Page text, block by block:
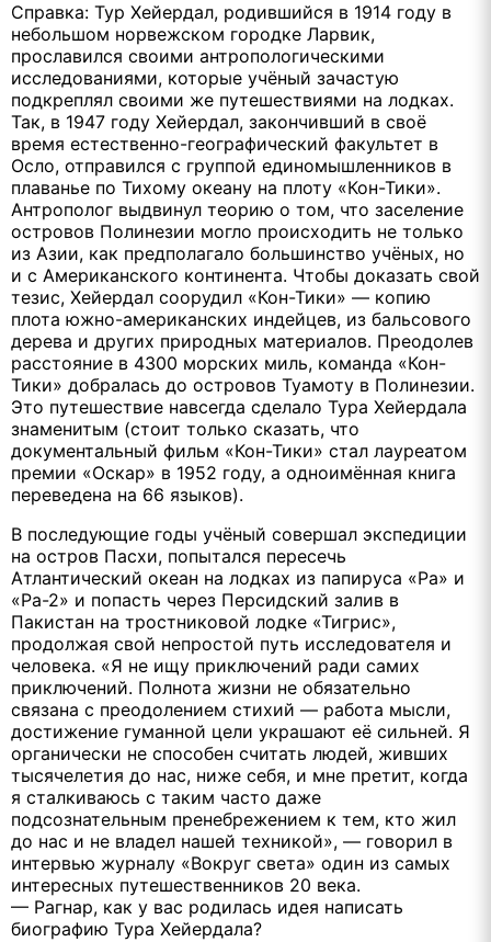
Справка: Тур Хейердал, родившийся в 1914 году в
небольшом норвежском городке Ларвик,
прославился своими антропологическими
исследованиями, которые учёный зачастую
подкреплял своими же путешествиями на лодках.
Так, в 1947 году Хейердал, закончивший в своё
время естественно-географический факультет в
Осло, отправился с группой единомышленников в
плаванье по Тихому океану на плоту «Кон-Тики».
Антрополог выдвинул теорию о том, что заселение
островов Полинезии могло происходить не только
из Азии, как предполагало большинство учёных, но
и с Американского континента. Чтобы доказать свой
тезис, Хейердал соорудил «Кон-Тики» — копию
плота южно-американских индейцев, из бальсового
дерева и других природных материалов. Преодолев
расстояние в 4300 морских миль, команда «Кон-
Тики» добралась до островов Туамоту в Полинезии.
Это путешествие навсегда сделало Тура Хейердала
знаменитым (стоит только сказать, что
документальный фильм «Кон-Тики» стал лауреатом
премии «Оскар» в 1952 году, а одноимённая книга
переведена на 66 языков).
В последующие годы учёный совершал экспедиции
на остров Пасхи, попытался пересечь
Атлантический океан на лодках из папируса «Ра» и
«Ра-2» и попасть через Персидский залив в
Пакистан на тростниковой лодке «Тигрис»,
продолжая свой непростой путь исследователя и
человека. «Я не ищу приключений ради самих
приключений. Полнота жизни не обязательно
связана с преодолением стихий — работа мысли,
достижение гуманной цели украшают её сильней. Я
органически не способен считать людей, живших
тысячелетия до нас, ниже себя, и мне претит, когда
я сталкиваюсь с таким часто даже
подсознательным пренебрежением к тем, кто жил
до нас и не владел нашей техникой», — говорил в
интервью журналу «Вокруг света» один из самых
интересных путешественников 20 века.
— Рагнар, как у вас родилась идея написать
биографию Тура Хейердала?